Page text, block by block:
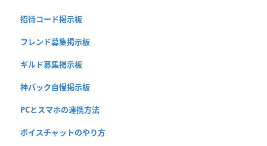
招待コード掲示板
フレンド募集掲示板
ギルド募集掲示板
神パック自慢掲示板
PCとスマホの連携方法
ボイスチャットのやり方